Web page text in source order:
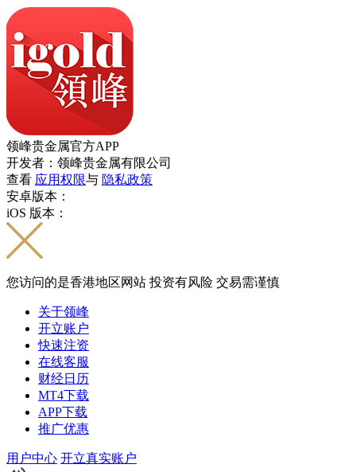
领峰贵金属官方APP
开发者：领峰贵金属有限公司
查看 应用权限与 隐私政策
安卓版本：
iOS 版本：
您访问的是香港地区网站 投资有风险 交易需谨慎
关于领峰
开立账户
快速注资
在线客服
财经日历
MT4下载
APP下载
推广优惠
用户中心 开立真实账户